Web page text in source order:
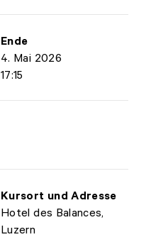
Ende
4. Mai 2026
17:15
Kursort und Adresse
Hotel des Balances,
Luzern